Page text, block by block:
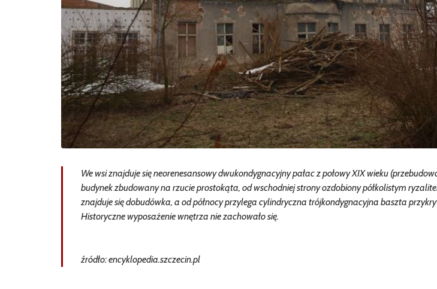
We wsi znajduje się neorenesansowy dwukondygnacyjny pałac z połowy XIX wieku
budynek zbudowany na rzucie prostokąta, od wschodniej strony ozdobiony półkolistym
znajduje się dobudówka, a od północy przylega cylindryczna trójkondygnacyjna baszta
Historyczne wyposażenie wnętrza nie zachowało się.
źródło: encyklopedia.szczecin.pl